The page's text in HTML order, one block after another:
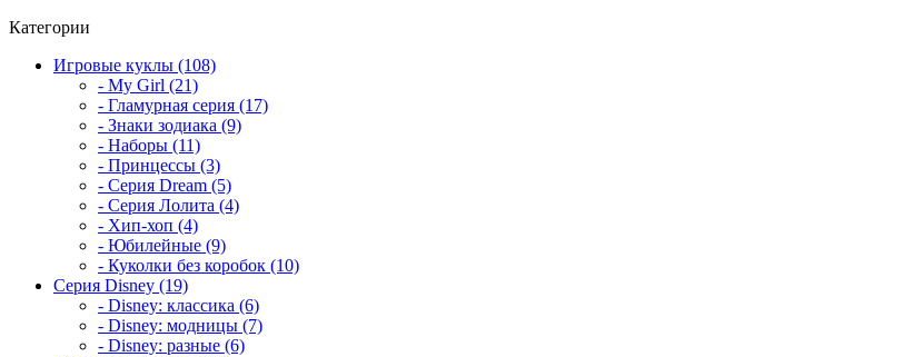
Категории
Игровые куклы (108)
- My Girl (21)
- Гламурная серия (17)
- Знаки зодиака (9)
- Наборы (11)
- Принцессы (3)
- Серия Dream (5)
- Серия Лолита (4)
- Хип-хоп (4)
- Юбилейные (9)
- Куколки без коробок (10)
Серия Disney (19)
- Disney: классика (6)
- Disney: модницы (7)
- Disney: разные (6)